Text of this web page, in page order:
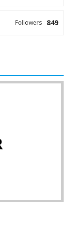
849
Followers